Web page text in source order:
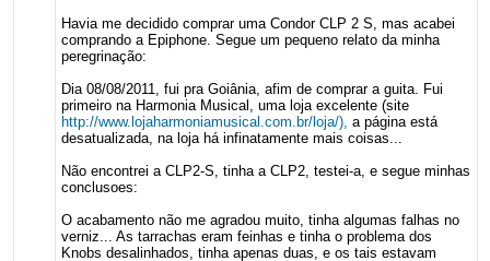
Havia me decidido comprar uma Condor CLP 2 S, mas acabei
comprando a Epiphone. Segue um pequeno relato da minha
peregrinação:
Dia 08/08/2011, fui pra Goiânia, afim de comprar a guita. Fui
primeiro na Harmonia Musical, uma loja excelente (site
http://www.lojaharmoniamusical.com.br/loja/), a página está
desatualizada, na loja há infinatamente mais coisas...
Não encontrei a CLP2-S, tinha a CLP2, testei-a, e segue minhas
conclusoes:
O acabamento não me agradou muito, tinha algumas falhas no
verniz... As tarrachas eram feinhas e tinha o problema dos
Knobs desalinhados, tinha apenas duas, e os tais estavam